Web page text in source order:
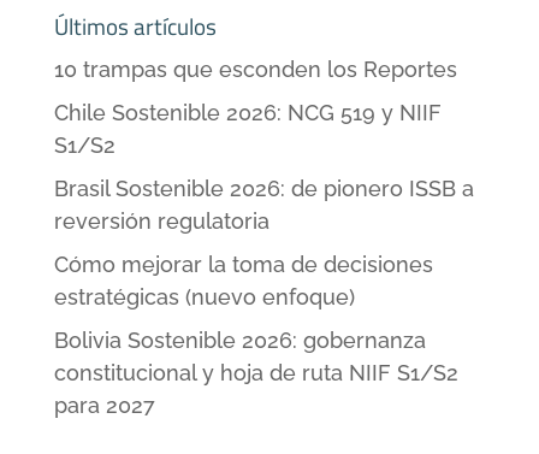
Últimos artículos
10 trampas que esconden los Reportes
Chile Sostenible 2026: NCG 519 y NIIF
S1/S2
Brasil Sostenible 2026: de pionero ISSB a
reversión regulatoria
Cómo mejorar la toma de decisiones
estratégicas (nuevo enfoque)
Bolivia Sostenible 2026: gobernanza
constitucional y hoja de ruta NIIF S1/S2
para 2027